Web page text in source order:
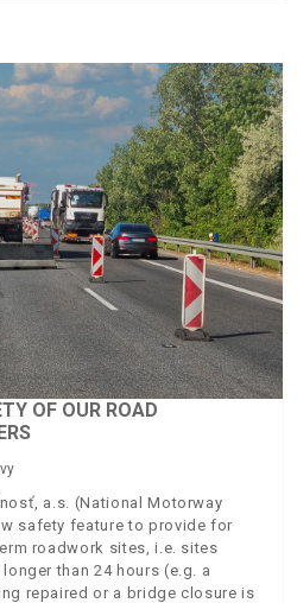
OF OUR ROAD
a.s. (National Motorway
safety feature to provide for
roadwork sites, i.e. sites
than 24 hours (e.g. a
repaired or a bridge closure is